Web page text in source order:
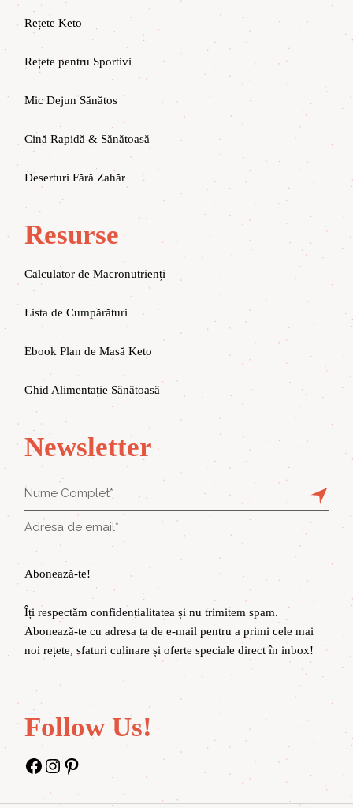
Rețete Keto
Rețete pentru Sportivi
Mic Dejun Sănătos
Cină Rapidă & Sănătoasă
Deserturi Fără Zahăr
Resurse
Calculator de Macronutrienți
Lista de Cumpărături
Ebook Plan de Masă Keto
Ghid Alimentație Sănătoasă
Newsletter
Abonează-te!
Îți respectăm confidențialitatea și nu trimitem spam.
Abonează-te cu adresa ta de e-mail pentru a primi cele mai
noi rețete, sfaturi culinare și oferte speciale direct în inbox!
Follow Us!
Facebook
Instagram
Pinterest